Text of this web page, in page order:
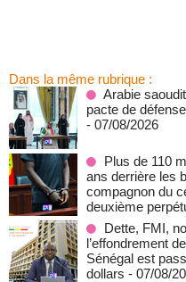
Dans la même rubrique :
Arabie
pacte de
- 07/08/2026
Plus de 110
ans derrière les
compagnon du
deuxième
Dette, FMI,
l’effondrement
Sénégal est
dollars - 07/08/